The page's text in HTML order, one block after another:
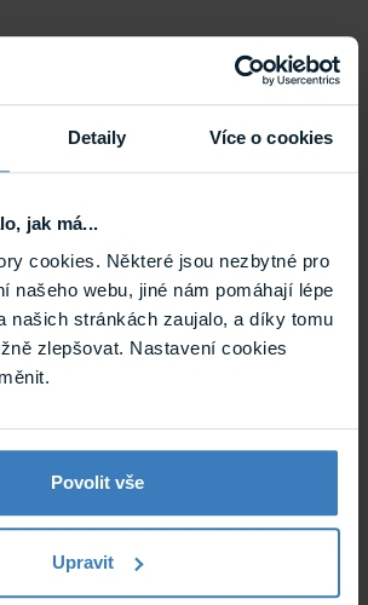
Detaily Více o cookies
jak má...
cookies. Některé jsou nezbytné pro
našeho webu, jiné nám pomáhají lépe
našich stránkách zaujalo, a díky tomu
zlepšovat. Nastavení cookies
Povolit vše
Upravit